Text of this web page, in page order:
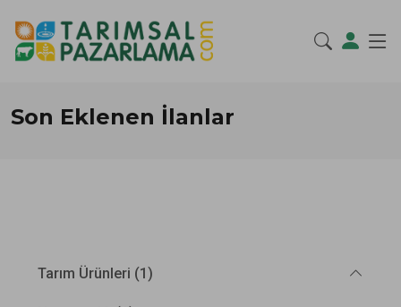
Son Eklenen İlanlar
Tarım Ürünleri (1)